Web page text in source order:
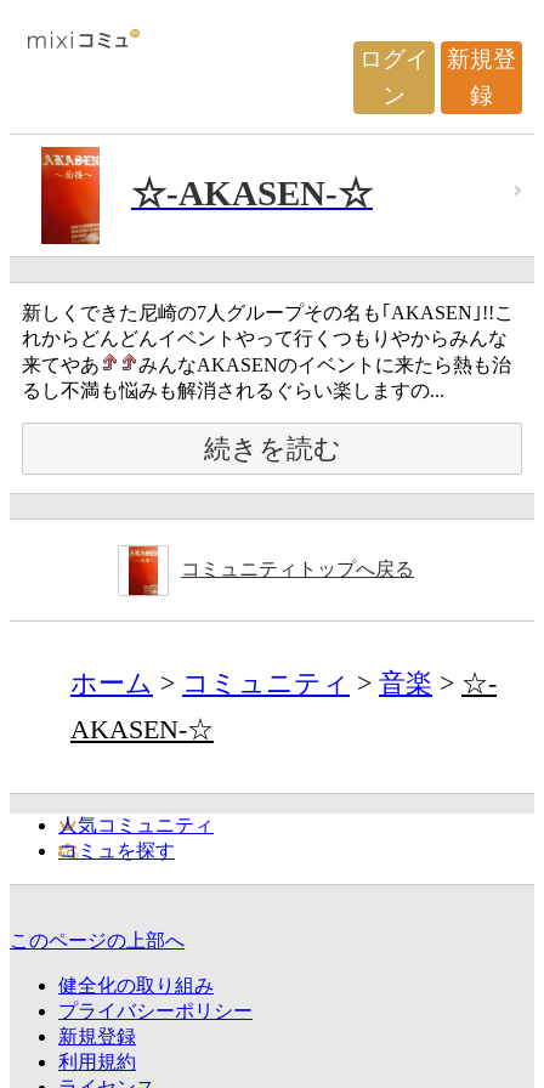
ログイ
ン
新規登
録
☆-AKASEN-☆
新しくできた尼崎の7人グループその名も｢AKASEN｣!!こ
れからどんどんイベントやって行くつもりやからみんな
来てやあ
みんなAKASENのイベントに来たら熱も治
るし不満も悩みも解消されるぐらい楽しますの...
続きを読む
コミュニティトップへ戻る
ホーム コミュニティ 音楽
☆-
AKASEN-☆
人気コミュニティ
コミュを探す
このページの上部へ
健全化の取り組み
プライバシーポリシー
新規登録
利用規約